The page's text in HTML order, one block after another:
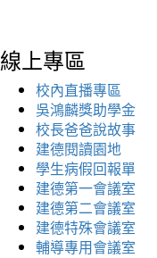
線上專區
校內直播專區
吳鴻麟獎助學金
校長爸爸說故事
建德閱讀園地
學生病假回報單
建德第一會議室
建德第二會議室
建德特殊會議室
輔導專用會議室